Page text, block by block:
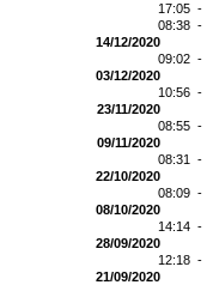
17:05 -
08:38 -
14/12/2020
09:02 -
03/12/2020
10:56 -
23/11/2020
08:55 -
09/11/2020
08:31 -
22/10/2020
08:09 -
08/10/2020
14:14 -
28/09/2020
12:18 -
21/09/2020